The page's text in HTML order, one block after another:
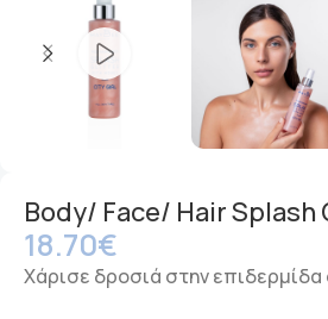
Body/ Face/ Hair
18.70€
Χάρισε δροσιά στην